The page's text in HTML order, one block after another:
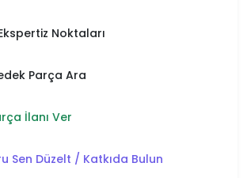
Noktaları
Parça Ara
İlanı Ver
Sen Düzelt / Katkıda Bulun